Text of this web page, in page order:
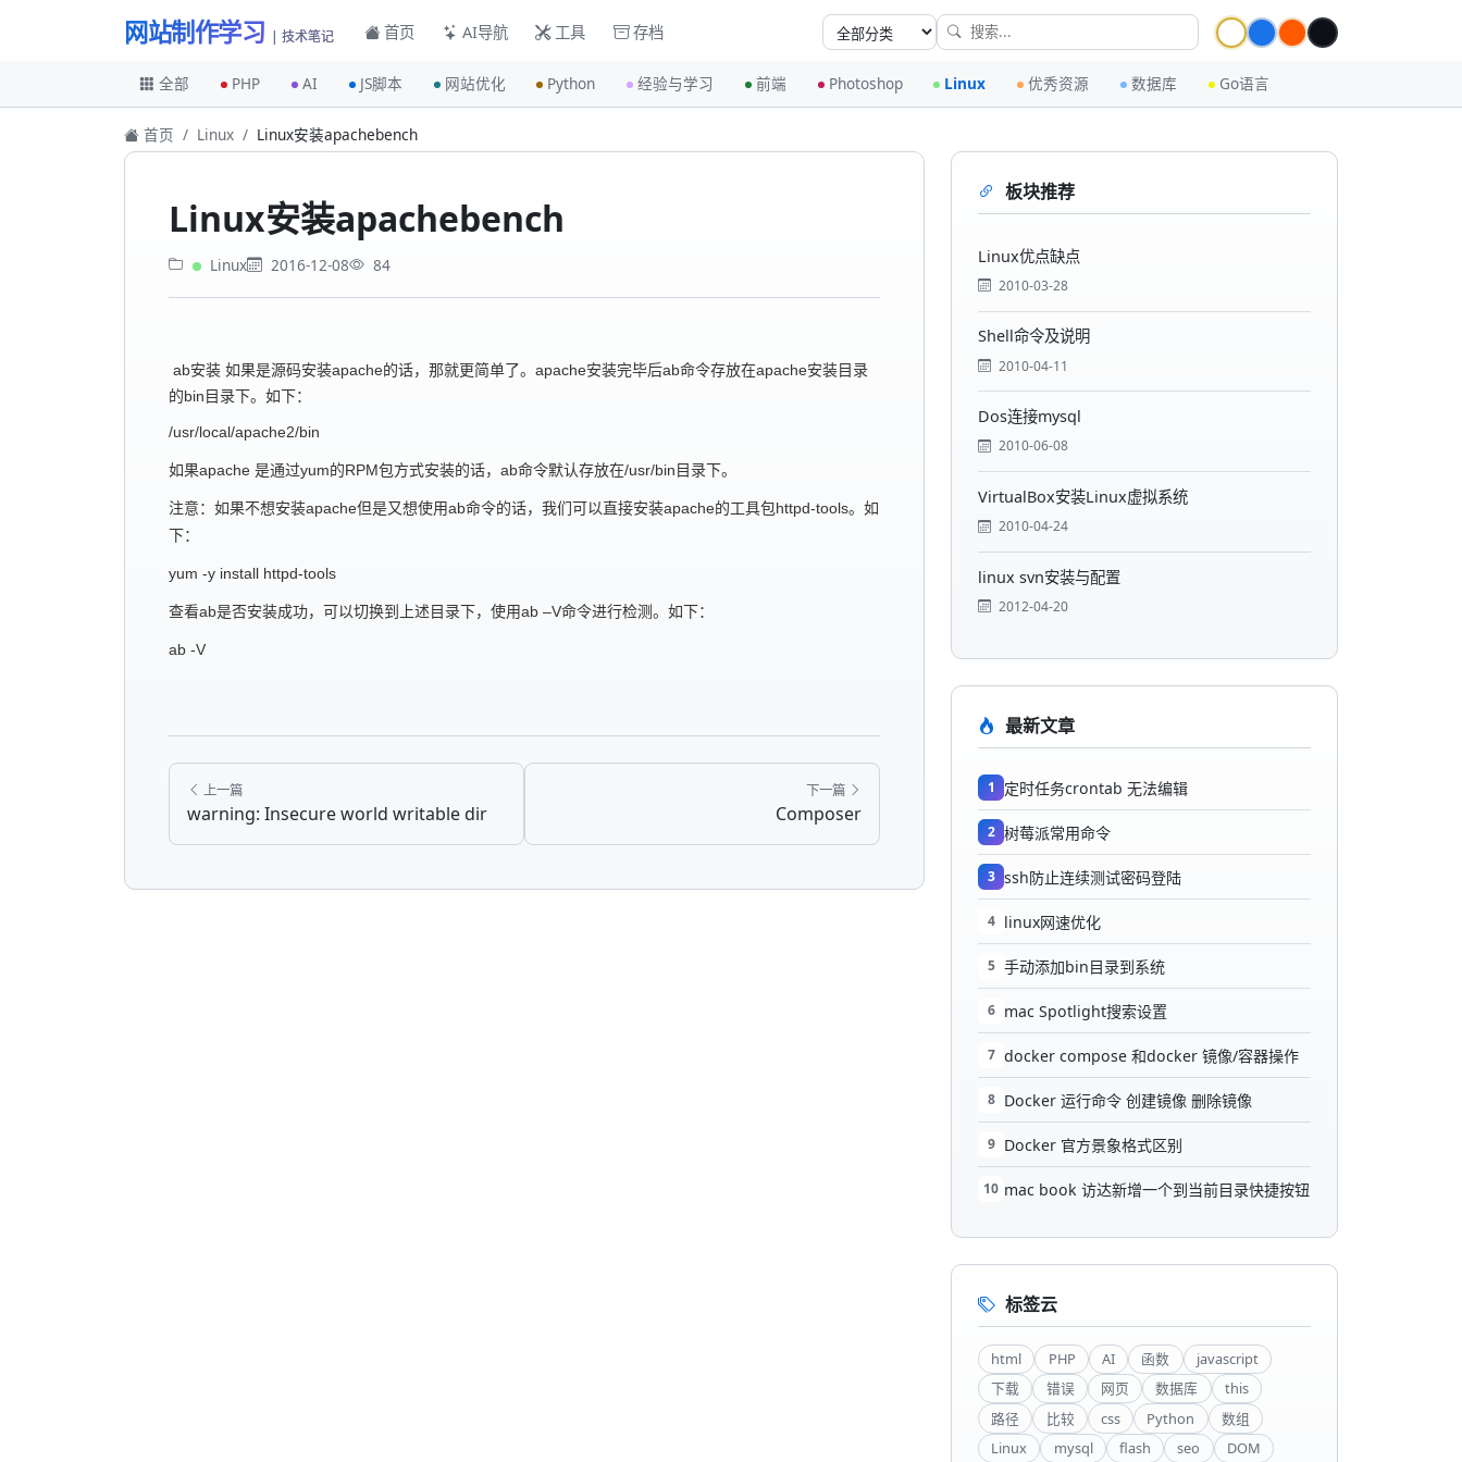
网站制作学习 | 技术笔记 首页 AI导航 工具 存档
全部 PHP AI JS脚本 网站优化 Python 经验与学习 前端 Photoshop Linux 优秀资源 数据库 Go语言
首页 Linux Linux安装apachebench
Linux安装apachebench
Linux 2016-12-08 84
ab安装 如果是源码安装apache的话，那就更简单了。apache安装完毕后ab命令存放在apache安装目录
的bin目录下。如下：
/usr/local/apache2/bin
如果apache 是通过yum的RPM包方式安装的话，ab命令默认存放在/usr/bin目录下。
注意：如果不想安装apache但是又想使用ab命令的话，我们可以直接安装apache的工具包httpd-tools。如
下：
yum -y install httpd-tools
查看ab是否安装成功，可以切换到上述目录下，使用ab –V命令进行检测。如下：
ab -V
上一篇
warning: Insecure world writable dir
下一篇
Composer
板块推荐
Linux优点缺点
2010-03-28
Shell命令及说明
2010-04-11
Dos连接mysql
2010-06-08
VirtualBox安装Linux虚拟系统
2010-04-24
linux svn安装与配置
2012-04-20
最新文章
1 定时任务crontab 无法编辑
2 树莓派常用命令
3 ssh防止连续测试密码登陆
4 linux网速优化
5 手动添加bin目录到系统
6 mac Spotlight搜索设置
7 docker compose 和docker 镜像/容器操作
8 Docker 运行命令 创建镜像 删除镜像
9 Docker 官方景象格式区别
10 mac book 访达新增一个到当前目录快捷按钮
标签云
html PHP AI 函数
javascript
下载
错误 网页 数据库
this
路径
比较 css Python
数组
Linux
mysql flash seo DOM